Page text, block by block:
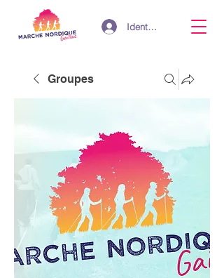
Identifiant
Groupes